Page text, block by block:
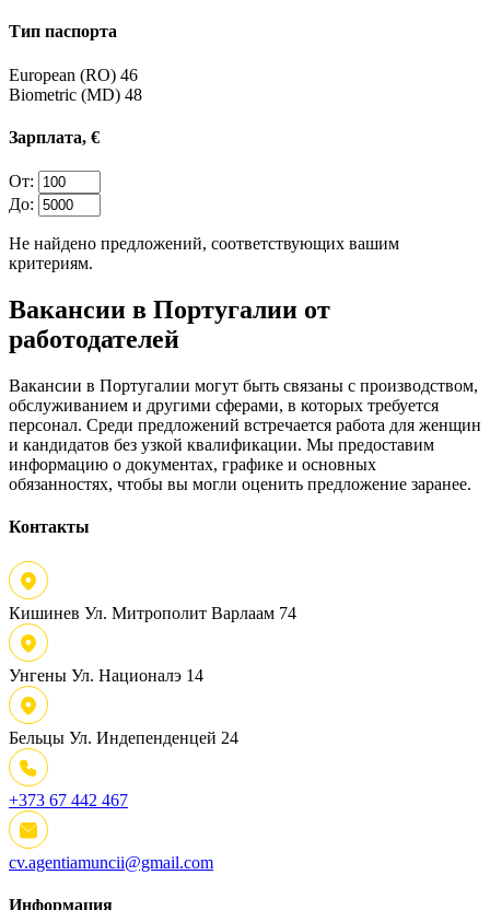
Тип паспорта
European (RO) 46
Biometric (MD) 48
Зарплата, €
От:
До:
Не найдено предложений, соответствующих вашим
критериям.
Вакансии в Португалии от
работодателей
Вакансии в Португалии могут быть связаны с производством,
обслуживанием и другими сферами, в которых требуется
персонал. Среди предложений встречается работа для женщин
и кандидатов без узкой квалификации. Мы предоставим
информацию о документах, графике и основных
обязанностях, чтобы вы могли оценить предложение заранее.
Контакты
Кишинев Ул. Митрополит Варлаам 74
Унгены Ул. Националэ 14
Бельцы Ул. Индепенденцей 24
+373 67 442 467
cv.agentiamuncii@gmail.com
Информация